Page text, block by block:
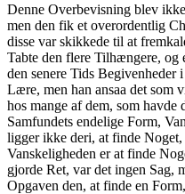
Denne Overbevisning blev
men den fik et overordentlig
disse var skikkede til at
Tabte den flere Tilhængere, og
den senere Tids
Lære, men han ansaa det som
hos mange af dem, som
Samfundets endelige Form,
ligger ikke deri, at finde
Vanskeligheden er at finde
gjorde Ret, var det ingen Sag,
Opgaven den, at finde en